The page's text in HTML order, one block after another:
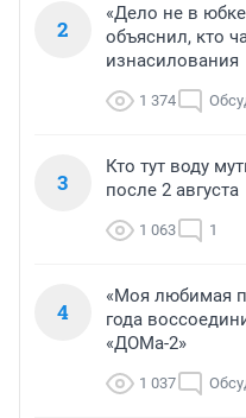
2
«Дело не в
объяснил, кто
изнасилования
1 374
3
Кто тут воду
после 2 августа
1 063 1
4
«Моя любимая
года
«ДОМа-2»
1 037